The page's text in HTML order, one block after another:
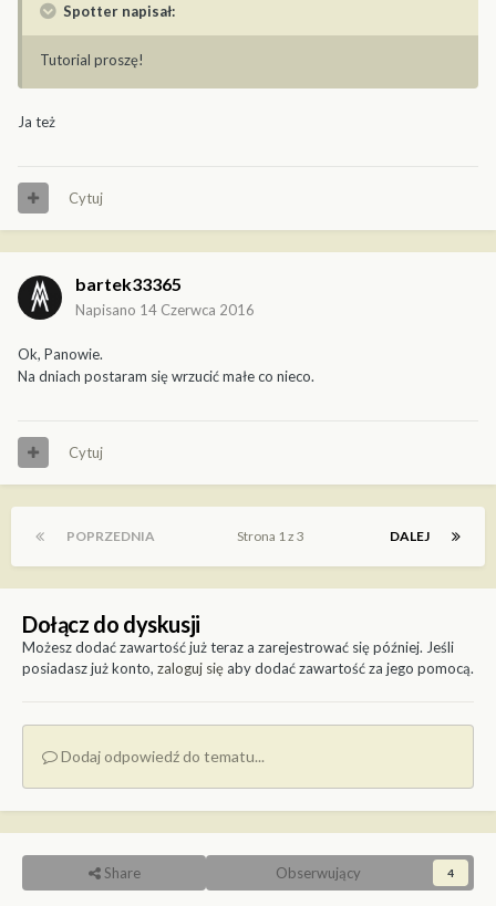
Spotter napisał:
Tutorial proszę!
Ja też
Cytuj
bartek33365
Napisano 14 Czerwca 2016
Ok, Panowie.
Na dniach postaram się wrzucić małe co nieco.
Cytuj
POPRZEDNIA DALEJ
Strona 1 z 3
Dołącz do dyskusji
Możesz dodać zawartość już teraz a zarejestrować się później. Jeśli
posiadasz już konto, zaloguj sięaby dodać zawartość za jego pomocą.
Dodaj odpowiedź do tematu...
Share Obserwujący 4